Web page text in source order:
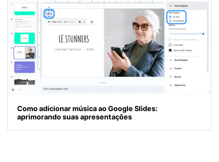
Como adicionar música ao Google Slides:
aprimorando suas apresentações